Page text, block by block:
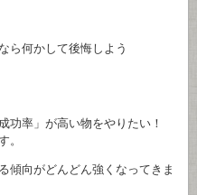
かして後悔しよう
率」が高い物をやりたい！
。
向がどんどん強くなってきま